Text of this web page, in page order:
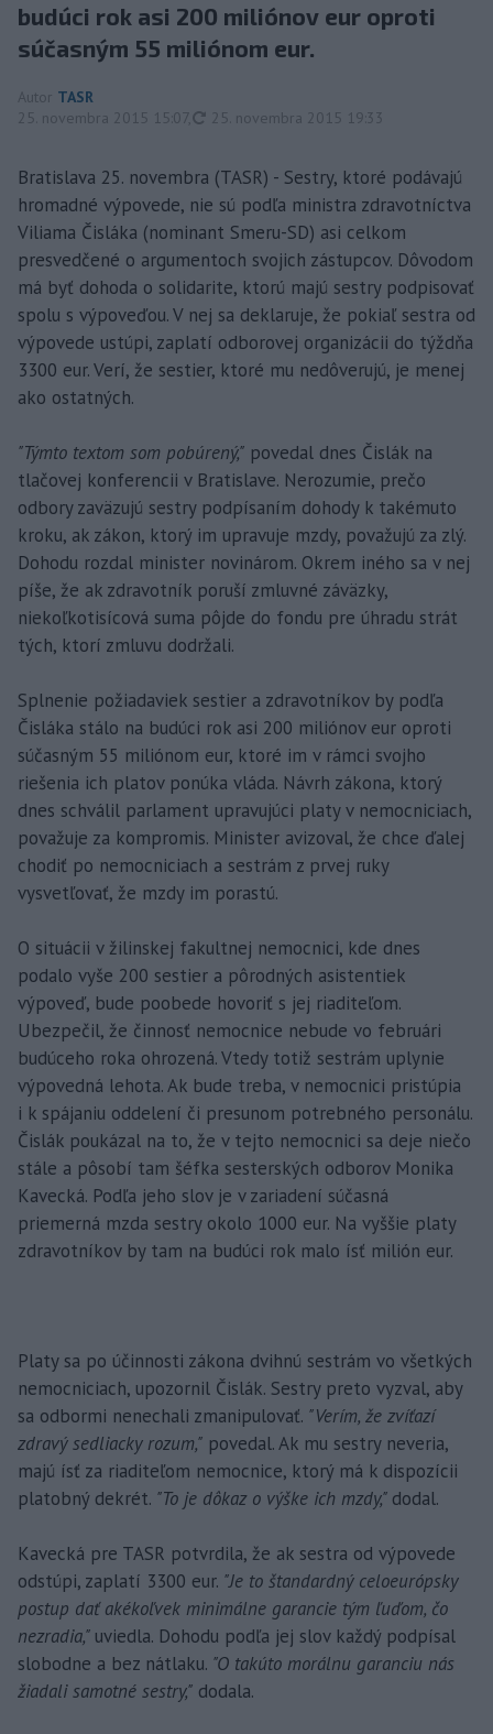
budúci rok asi 200 miliónov eur oproti
súčasným 55 miliónom eur.
Autor TASR
25. novembra 2015 15:07
aktualizované
25. novembra 2015 19:33
Bratislava 25. novembra (TASR) - Sestry, ktoré podávajú
hromadné výpovede, nie sú podľa ministra zdravotníctva
Viliama Čisláka (nominant Smeru-SD) asi celkom
presvedčené o argumentoch svojich zástupcov. Dôvodom
má byť dohoda o solidarite, ktorú majú sestry podpisovať
spolu s výpoveďou. V nej sa deklaruje, že pokiaľ sestra od
výpovede ustúpi, zaplatí odborovej organizácii do týždňa
3300 eur. Verí, že sestier, ktoré mu nedôverujú, je menej
ako ostatných.
"Týmto textom som pobúrený," povedal dnes Čislák na
tlačovej konferencii v Bratislave. Nerozumie, prečo
odbory zaväzujú sestry podpísaním dohody k takémuto
kroku, ak zákon, ktorý im upravuje mzdy, považujú za zlý.
Dohodu rozdal minister novinárom. Okrem iného sa v nej
píše, že ak zdravotník poruší zmluvné záväzky,
niekoľkotisícová suma pôjde do fondu pre úhradu strát
tých, ktorí zmluvu dodržali.
Splnenie požiadaviek sestier a zdravotníkov by podľa
Čisláka stálo na budúci rok asi 200 miliónov eur oproti
súčasným 55 miliónom eur, ktoré im v rámci svojho
riešenia ich platov ponúka vláda. Návrh zákona, ktorý
dnes schválil parlament upravujúci platy v nemocniciach,
považuje za kompromis. Minister avizoval, že chce ďalej
chodiť po nemocniciach a sestrám z prvej ruky
vysvetľovať, že mzdy im porastú.
O situácii v žilinskej fakultnej nemocnici, kde dnes
podalo vyše 200 sestier a pôrodných asistentiek
výpoveď, bude poobede hovoriť s jej riaditeľom.
Ubezpečil, že činnosť nemocnice nebude vo februári
budúceho roka ohrozená. Vtedy totiž sestrám uplynie
výpovedná lehota. Ak bude treba, v nemocnici pristúpia
i k spájaniu oddelení či presunom potrebného personálu.
Čislák poukázal na to, že v tejto nemocnici sa deje niečo
stále a pôsobí tam šéfka sesterských odborov Monika
Kavecká. Podľa jeho slov je v zariadení súčasná
priemerná mzda sestry okolo 1000 eur. Na vyššie platy
zdravotníkov by tam na budúci rok malo ísť milión eur.
Platy sa po účinnosti zákona dvihnú sestrám vo všetkých
nemocniciach, upozornil Čislák. Sestry preto vyzval, aby
sa odbormi nenechali zmanipulovať. "Verím, že zvíťazí
zdravý sedliacky rozum," povedal. Ak mu sestry neveria,
majú ísť za riaditeľom nemocnice, ktorý má k dispozícii
platobný dekrét. "To je dôkaz o výške ich mzdy," dodal.
Kavecká pre TASR potvrdila, že ak sestra od výpovede
odstúpi, zaplatí 3300 eur. "Je to štandardný celoeurópsky
postup dať akékoľvek minimálne garancie tým ľuďom, čo
nezradia," uviedla. Dohodu podľa jej slov každý podpísal
slobodne a bez nátlaku. "O takúto morálnu garanciu nás
žiadali samotné sestry," dodala.